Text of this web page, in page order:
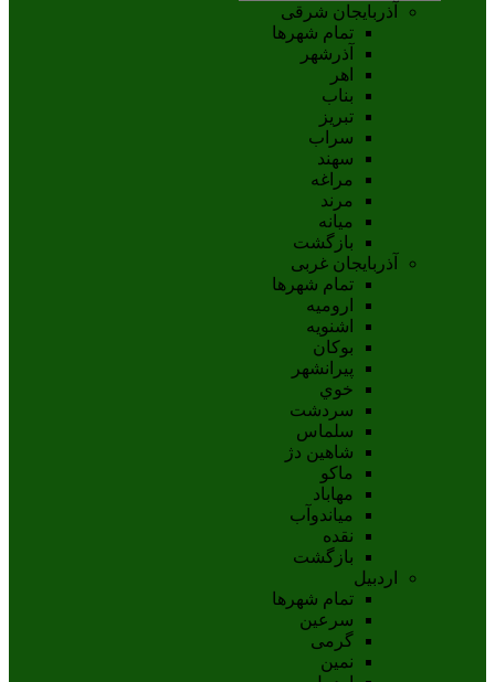
آذربایجان شرقی
تمام شهر‌ها
آذرشهر
اهر
بناب
تبريز
سراب
سهند
مراغه
مرند
ميانه
بازگشت
آذربایجان غربی
تمام شهر‌ها
اروميه
اشنويه
بوکان
پيرانشهر
خوي
سردشت
سلماس
شاهين دژ
ماکو
مهاباد
مياندوآب
نقده
بازگشت
اردبیل
تمام شهر‌ها
سرعین
گرمی
نمین